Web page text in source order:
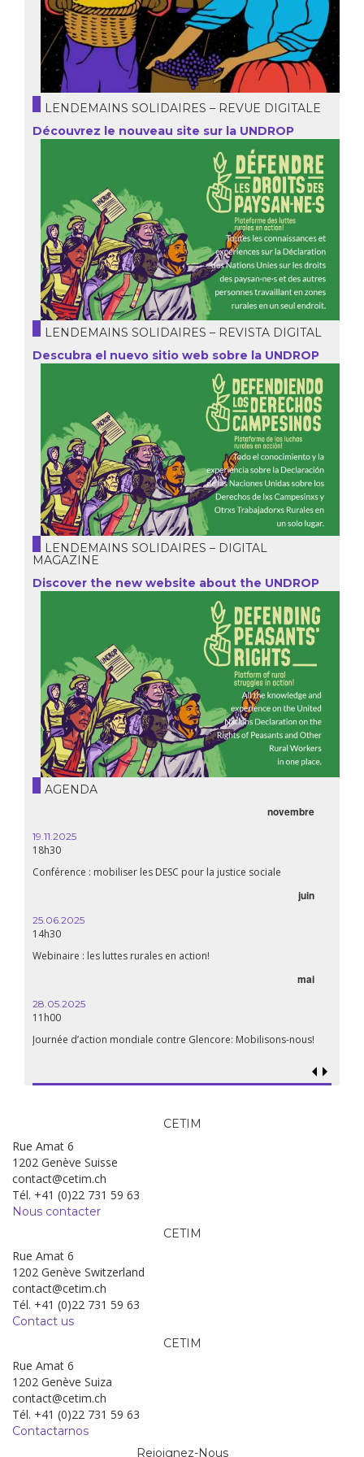
LENDEMAINS SOLIDAIRES – REVUE DIGITALE
Découvrez le nouveau site sur la UNDROP
LENDEMAINS SOLIDAIRES – REVISTA DIGITAL
Descubra el nuevo sitio web sobre la UNDROP
LENDEMAINS SOLIDAIRES – DIGITAL
MAGAZINE
Discover the new website about the UNDROP
AGENDA
novembre
19.11.2025
18h30
Conférence : mobiliser les DESC pour la justice sociale
juin
25.06.2025
14h30
Webinaire : les luttes rurales en action!
mai
28.05.2025
11h00
Journée d’action mondiale contre Glencore: Mobilisons-nous!
CETIM
Rue Amat 6
1202 Genève Suisse
contact@cetim.ch
Tél. +41 (0)22 731 59 63
Nous contacter
CETIM
Rue Amat 6
1202 Genève Switzerland
contact@cetim.ch
Tél. +41 (0)22 731 59 63
Contact us
CETIM
Rue Amat 6
1202 Genève Suiza
contact@cetim.ch
Tél. +41 (0)22 731 59 63
Contactarnos
Rejoignez-Nous